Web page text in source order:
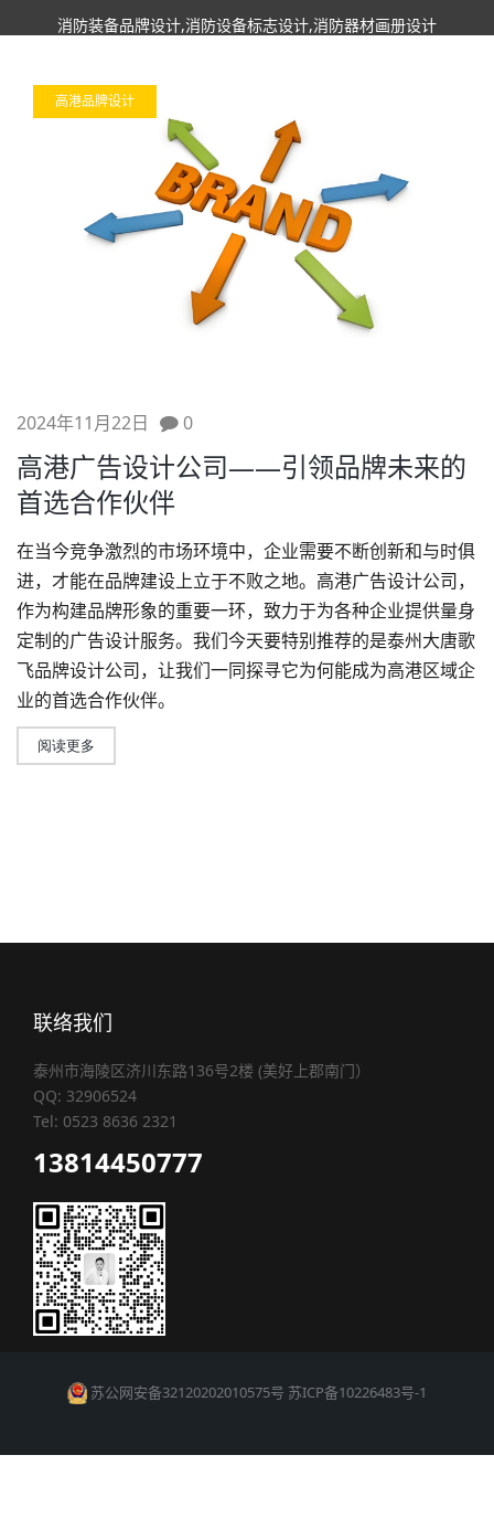
消防装备品牌设计,消防设备标志设计,消防器材画册设计
高港品牌设计
2024年11月22日 0
高港广告设计公司——引领品牌未来的
首选合作伙伴
在当今竞争激烈的市场环境中，企业需要不断创新和与时俱
进，才能在品牌建设上立于不败之地。 高港广告设计公司，
作为构建品牌形象的重要一环，致力于为各种企业提供量身
定制的广告设计服务。我们今天要特别推荐的是泰州大唐歌
飞品牌设计公司，让我们一同探寻它为何能成为高港区域企
业的首选合作伙伴。
阅读更多
联络我们
泰州市海陵区济川东路136号2楼 (美好上郡南门）
QQ: 32906524
Tel: 0523 8636 2321
13814450777
苏公网安备32120202010575号 苏ICP备10226483号-1